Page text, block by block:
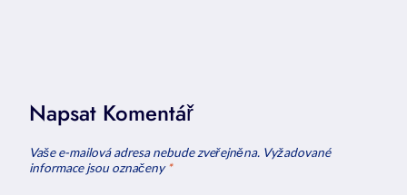
Napsat Komentář
Vaše e-mailová adresa nebude zveřejněna. Vyžadované
informace jsou označeny*